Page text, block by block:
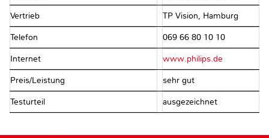
Vertrieb TP Vision, Hamburg
Telefon 069 66 80 10 10
Internet www.philips.de
Preis/Leistung sehr gut
Testurteil ausgezeichnet